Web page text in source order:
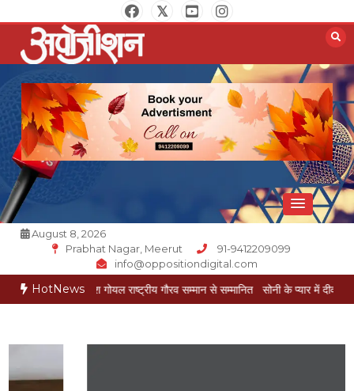
to
content
Opposition Digital
August 8, 2026
Prabhat Nagar, Meerut
91-9412209099
info@oppositiondigital.com
HotNews
मुकेश गोयल राष्ट्रीय गौरव सम्मान से सम्मानित सोनी के प्यार में दीवानी सीता पहुंची मेरठ